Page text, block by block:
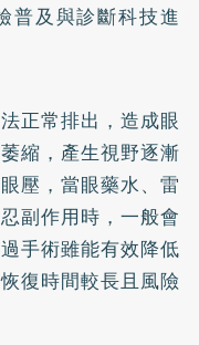
普及與診斷科技進
正常排出，造成眼
縮，產生視野逐漸
壓，當眼藥水、雷
副作用時，一般會
手術雖能有效降低
復時間較長且風險